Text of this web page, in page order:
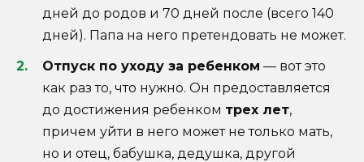
дней до родов и 70 дней после (всего 140
дней). Папа на него претендовать не может.
Отпуск по уходу за ребенком — вот это
как раз то, что нужно. Он предоставляется
до достижения ребенком трех лет,
причем уйти в него может не только мать,
но и отец, бабушка, дедушка, другой